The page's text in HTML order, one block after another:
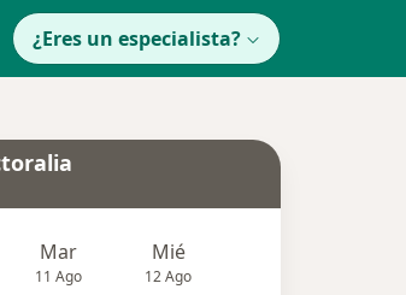
¿Eres un especialista?
Mar
11 Ago
Mié
12 Ago